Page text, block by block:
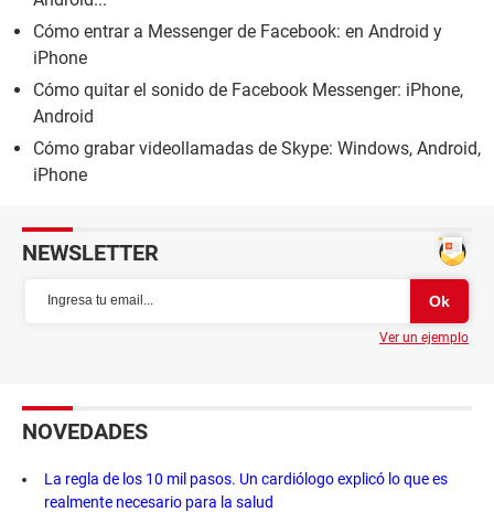
Cómo entrar a Messenger de Facebook: en Android y
iPhone
Cómo quitar el sonido de Facebook Messenger: iPhone,
Android
Cómo grabar videollamadas de Skype: Windows, Android,
iPhone
NEWSLETTER
Ver un ejemplo
NOVEDADES
La regla de los 10 mil pasos. Un cardiólogo explicó lo que es
realmente necesario para la salud